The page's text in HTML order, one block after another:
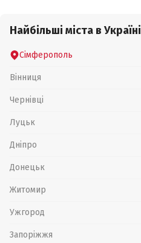
Найбільші міста в Україні
Сімферополь
Вінниця
Чернівці
Луцьк
Дніпро
Донецьк
Житомир
Ужгород
Запоріжжя